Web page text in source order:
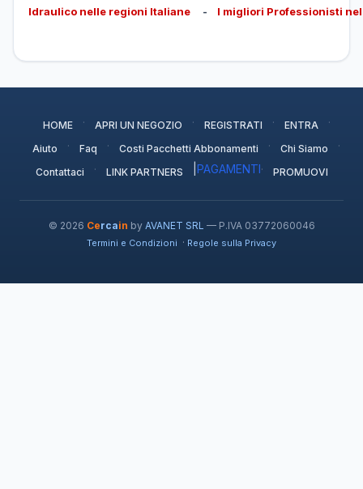
Idraulico nelle regioni Italiane - I migliori Professionisti
HOME · APRI UN NEGOZIO · REGISTRATI · ENTRA ·
Aiuto · Faq · Costi Pacchetti Abbonamenti · Chi Siamo ·
Contattaci · LINK PARTNERS PAGAMENTI· PROMUOVI
© 2026 Cercain by AVANET SRL — P.IVA 03772060046
Termini e Condizioni · Regole sulla Privacy